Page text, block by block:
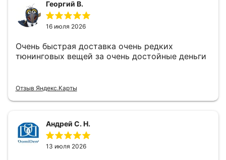
Георгий В.
16 июля 2026
Очень быстрая доставка очень редких
тюнинговых вещей за очень достойные деньги
Отзыв Яндекс.Карты
Андрей С. Н.
13 июля 2026